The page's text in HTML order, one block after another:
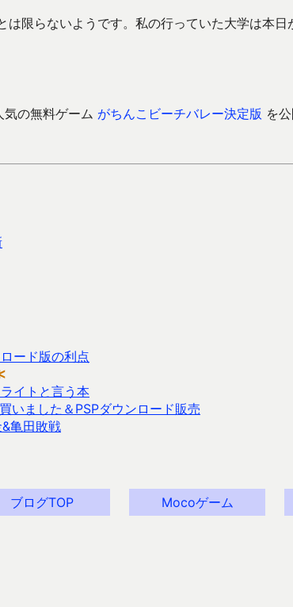
は限らないようです。私の行っていた大学は本
の無料ゲーム がちんこビーチバレー決定版 を
ード版の利点
イトと言う本
いました＆PSPダウンロード販売
亀田敗戦
ブログTOP Mocoゲーム